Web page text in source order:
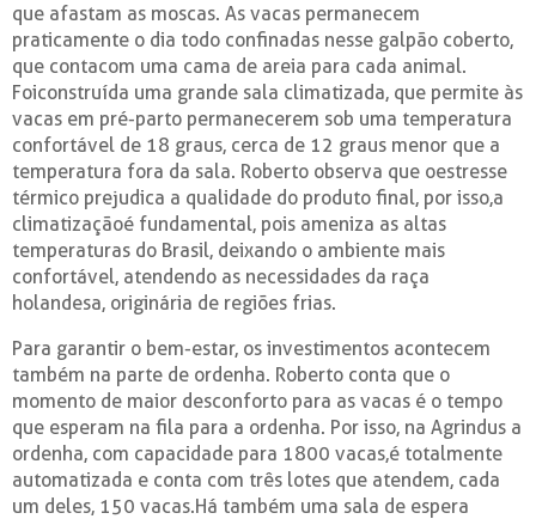
que afastam as moscas. As vacas permanecem
praticamente o dia todo confinadas nesse galpão coberto,
que contacom uma cama de areia para cada animal.
Foiconstruída uma grande sala climatizada, que permite às
vacas em pré-parto permanecerem sob uma temperatura
confortável de 18 graus, cerca de 12 graus menor que a
temperatura fora da sala. Roberto observa que oestresse
térmico prejudica a qualidade do produto final, por isso,a
climatizaçãoé fundamental, pois ameniza as altas
temperaturas do Brasil, deixando o ambiente mais
confortável, atendendo as necessidades da raça
holandesa, originária de regiões frias.
Para garantir o bem-estar, os investimentos acontecem
também na parte de ordenha. Roberto conta que o
momento de maior desconforto para as vacas é o tempo
que esperam na fila para a ordenha. Por isso, na Agrindus a
ordenha, com capacidade para 1800 vacas,é totalmente
automatizada e conta com três lotes que atendem, cada
um deles, 150 vacas.Há também uma sala de espera